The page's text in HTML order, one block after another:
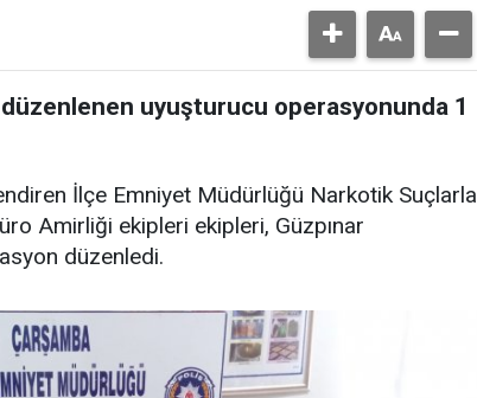
uyuşturucu operasyonunda 1
İlçe Emniyet Müdürlüğü Narkotik Suçlarla
Amirliği ekipleri ekipleri, Güzpınar
düzenledi.